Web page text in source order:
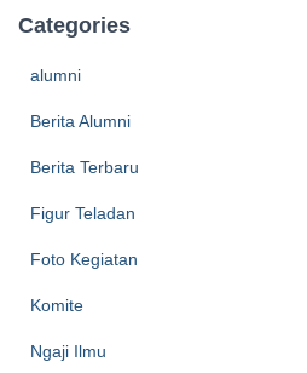
Categories
alumni
Berita Alumni
Berita Terbaru
Figur Teladan
Foto Kegiatan
Komite
Ngaji Ilmu